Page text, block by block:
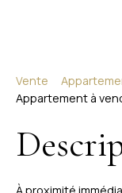
Vente
Appartement à